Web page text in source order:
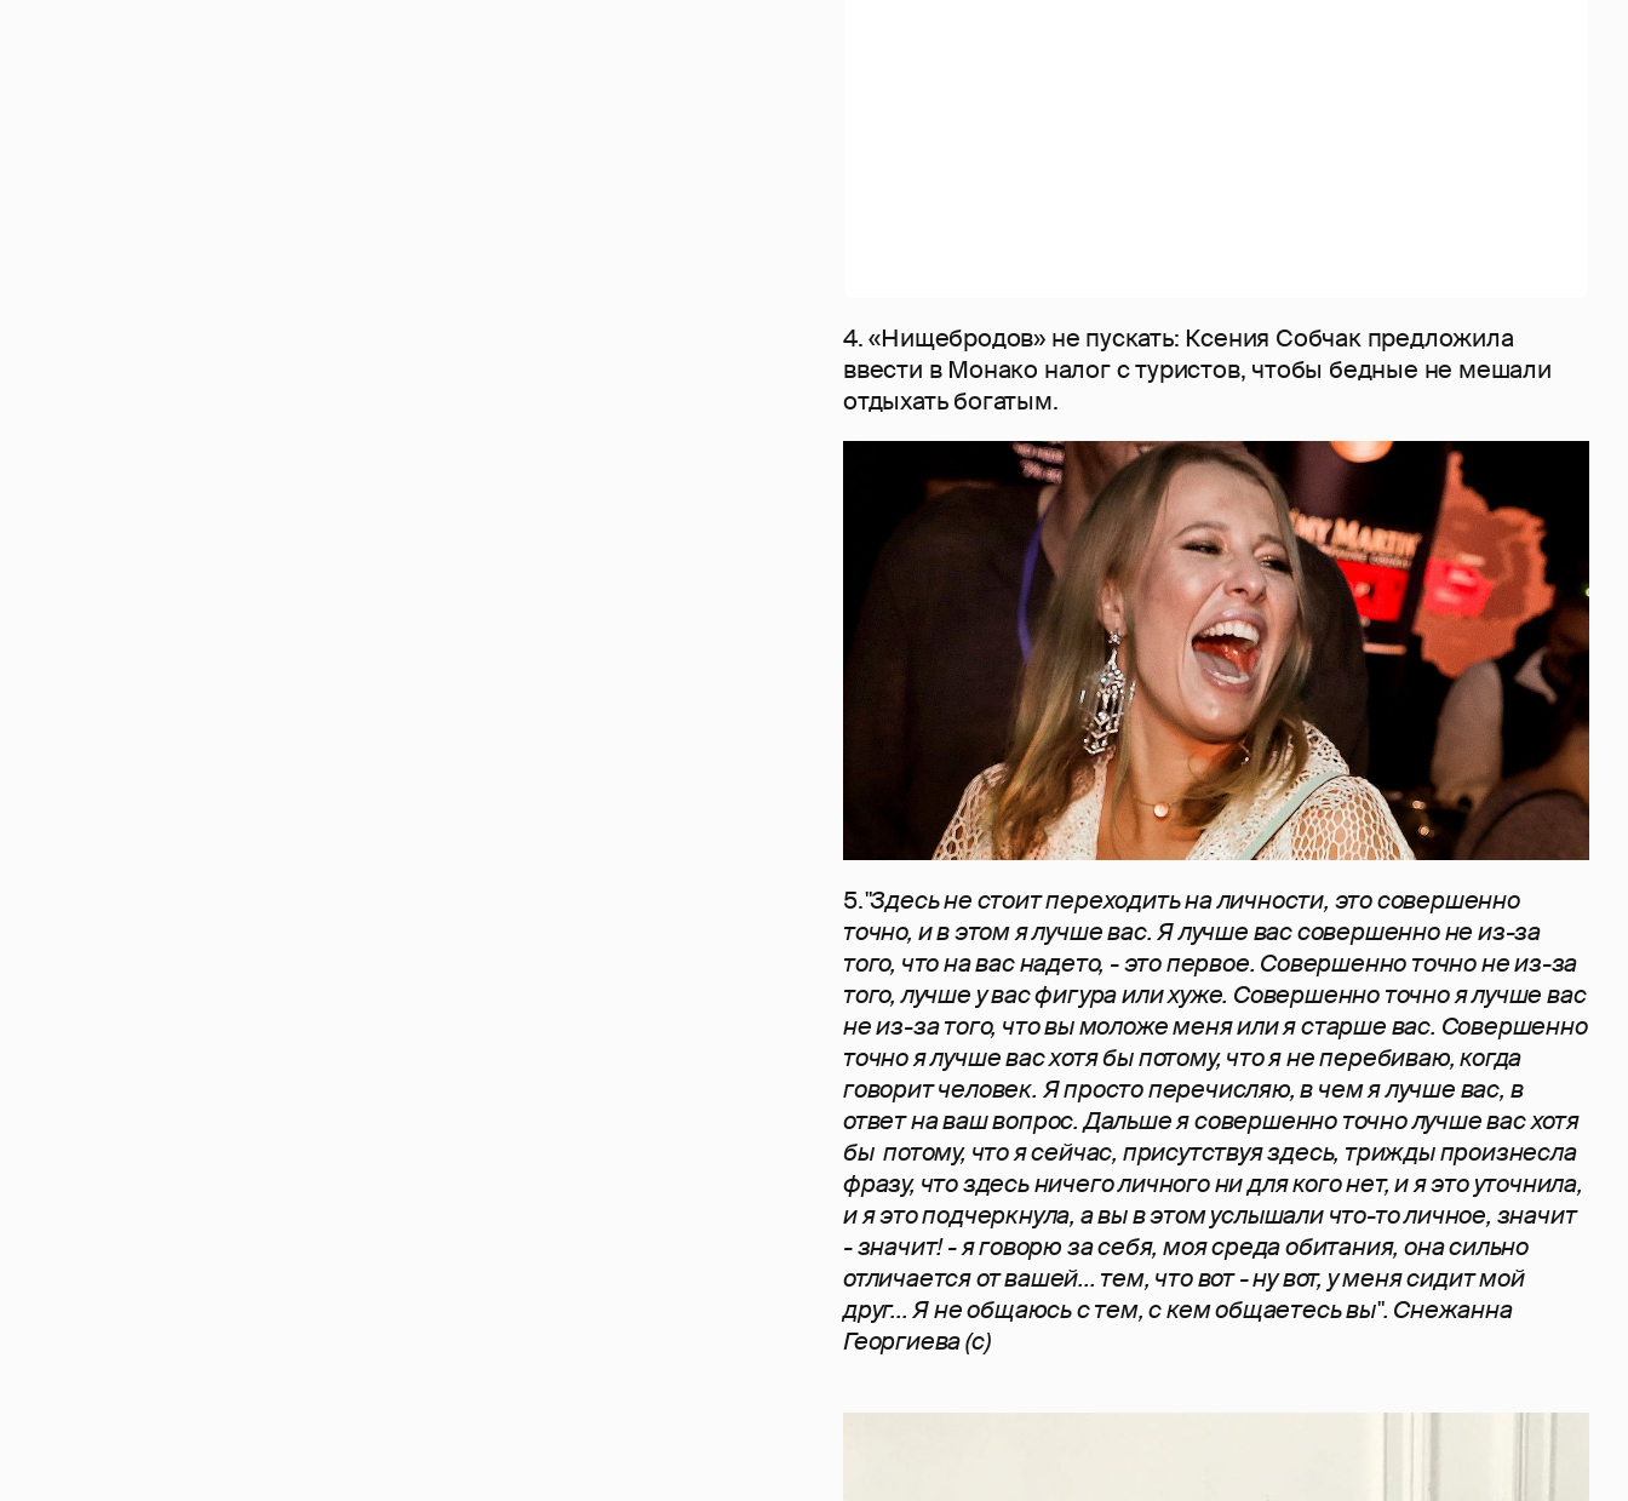
4. «Нищебродов» не пускать: Ксения Собчак предложила
ввести в Монако налог с туристов, чтобы бедные не мешали
отдыхать богатым.
5."Здесь не стоит переходить на личности, это совершенно
точно, и в этом я лучше вас. Я лучше вас совершенно не из-за
того, что на вас надето, - это первое. Совершенно точно не из-за
того, лучше у вас фигура или хуже. Совершенно точно я лучше вас
не из-за того, что вы моложе меня или я старше вас. Совершенно
точно я лучше вас хотя бы потому, что я не перебиваю, когда
говорит человек. Я просто перечисляю, в чем я лучше вас, в
ответ на ваш вопрос. Дальше я совершенно точно лучше вас хотя
бы потому, что я сейчас, присутствуя здесь, трижды произнесла
фразу, что здесь ничего личного ни для кого нет, и я это уточнила,
и я это подчеркнула, а вы в этом услышали что-то личное, значит
- значит! - я говорю за себя, моя среда обитания, она сильно
отличается от вашей... тем, что вот - ну вот, у меня сидит мой
друг... Я не общаюсь с тем, с кем общаетесь вы". Снежанна
Георгиева (с)